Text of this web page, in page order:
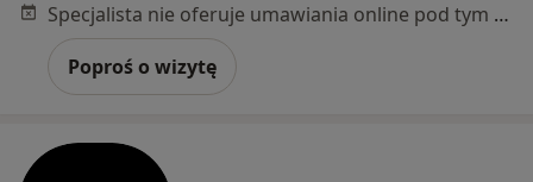
Specjalista nie oferuje umawiania online pod tym adresem.
Poproś o wizytę